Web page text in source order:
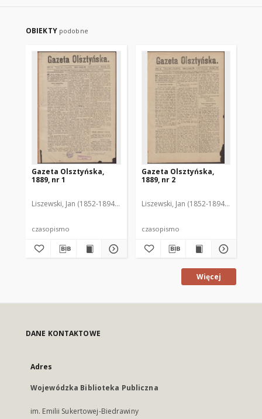
OBIEKTY podobne
Gazeta Olsztyńska,
1889, nr 1
Liszewski, Jan (1852-1894). Red.
czasopismo
Gazeta Olsztyńska,
1889, nr 2
Liszewski, Jan (1852-1894). Red.
czasopismo
Więcej
DANE KONTAKTOWE
Adres
Wojewódzka Biblioteka Publiczna
im. Emilii Sukertowej-Biedrawiny